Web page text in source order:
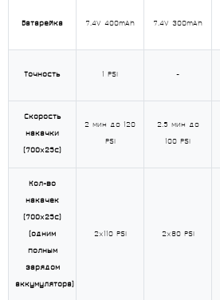
Батарейка 7.4V 400mAh 7.4V 300mAh
Точность 1 PSI -
Скорость
накачки
(700х25с)
2 мин до 120
PSI
2.5 мин до
100 PSI
Кол-во
накачек
(700х25c)
(одним
полным
зарядом
аккумулятора)
2х110 PSI 2х80 PSI